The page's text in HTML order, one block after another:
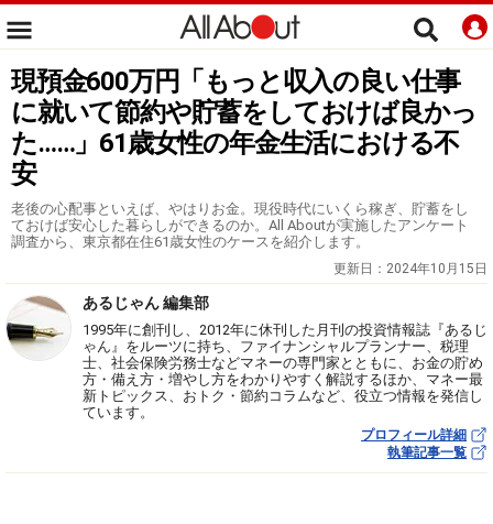
現預金600万円「もっと収入の良い仕事
に就いて節約や貯蓄をしておけば良かっ
た……」61歳女性の年金生活における不
安
老後の心配事といえば、やはりお金。現役時代にいくら稼ぎ、貯蓄をし
ておけば安心した暮らしができるのか。All Aboutが実施したアンケート
調査から、東京都在住61歳女性のケースを紹介します。
更新日： 2024年10月15日
あるじゃん 編集部
1995年に創刊し、2012年に休刊した月刊の投資情報誌『あるじ
ゃん』をルーツに持ち、ファイナンシャルプランナー、税理
士、社会保険労務士などマネーの専門家とともに、お金の貯め
方・備え方・増やし方をわかりやすく解説するほか、マネー最
新トピックス、おトク・節約コラムなど、役立つ情報を発信し
ています。
プロフィール詳細
執筆記事一覧